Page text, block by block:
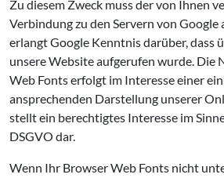
Zu diesem Zweck muss der von Ihnen
Verbindung zu den Servern von
erlangt Google Kenntnis darüber, dass
unsere Website aufgerufen wurde. Die
Web Fonts erfolgt im Interesse einer
ansprechenden Darstellung unserer
stellt ein berechtigtes Interesse im
DSGVO dar.
Wenn Ihr Browser Web Fonts nicht